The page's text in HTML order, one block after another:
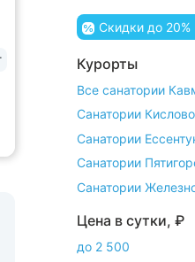
Скидки до 20%
Курорты
Все санатории
Санатории
Санатории
Санатории
Санатории
Цена в сутки, ₽
до 2 500